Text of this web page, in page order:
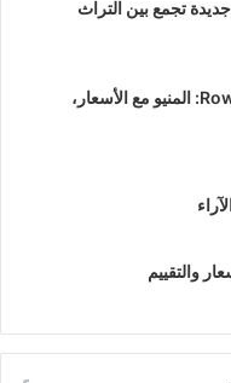
تجمع بين التراث
روليز الرياض Rowley’s: المنيو مع الأسعار،
والتقييم